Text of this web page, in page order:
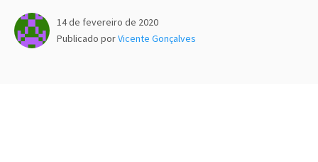
14 de fevereiro de 2020
Publicado porVicente Gonçalves